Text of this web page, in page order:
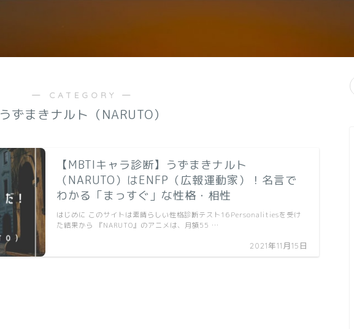
― CATEGORY ―
うずまきナルト（NARUTO）
【MBTIキャラ診断】うずまきナルト
（NARUTO）はENFP（広報運動家）！名言で
わかる「まっすぐ」な性格・相性
2021年11月15日
はじめに このサイトは素晴らしい性格診断テスト16Personalitiesを受け
た結果から 『NARUTO』のアニメは、月額55 …